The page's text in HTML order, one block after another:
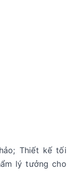
Thiết kế tối
lý tưởng cho